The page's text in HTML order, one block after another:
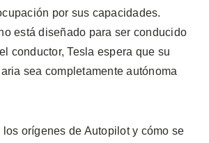
por sus capacidades.
está diseñado para ser conducido
conductor, Tesla espera que su
sea completamente autónoma
orígenes de Autopilot y cómo se